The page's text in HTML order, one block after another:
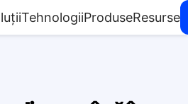
TehnologiiProduseResurse